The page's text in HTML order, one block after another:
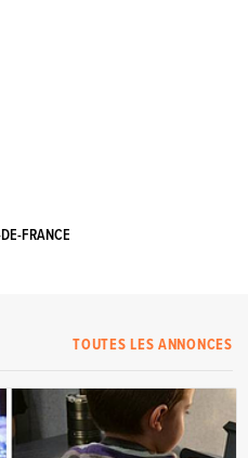
FRANCE
TOUTES LES ANNONCES